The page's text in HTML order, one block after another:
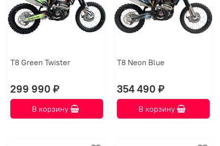
T8 Green Twister
299 990 ₽
В корзину
T8 Neon Blue
354 490 ₽
В корзину